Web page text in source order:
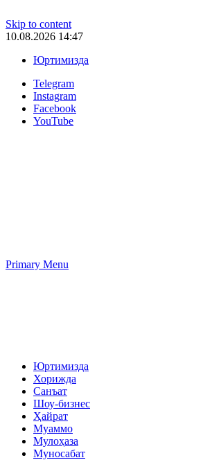
Skip to content
10.08.2026 14:47
Юртимизда
Telegram
Instagram
Facebook
YouTube
Primary Menu
Юртимизда
Хорижда
Санъат
Шоу-бизнес
Ҳайрат
Муаммо
Мулоҳаза
Муносабат